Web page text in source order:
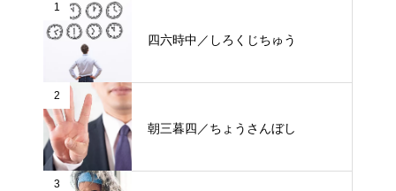
1
四六時中／しろくじちゅう
2
朝三暮四／ちょうさんぼし
3